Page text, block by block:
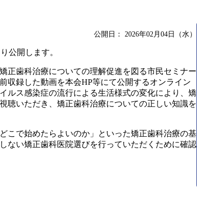
公開日： 2026年02月04日（水）
公開します。
正歯科治療についての理解促進を図る市民セミナー
収録した動画を本会HP等にて公開するオンライン
ルス感染症の流行による生活様式の変化により、矯
聴いただき、矯正歯科治療についての正しい知識を
こで始めたらよいのか」といった矯正歯科治療の基
ない矯正歯科医院選びを行っていただくために確認